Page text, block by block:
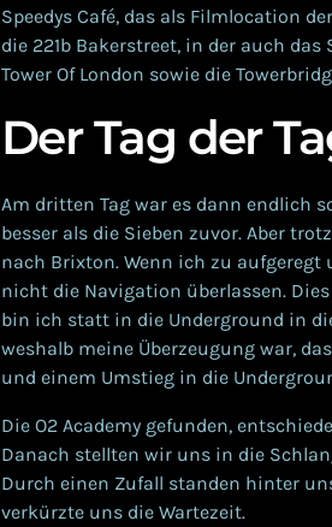
Speedys Café, das als Filmlocation
die 221b Bakerstreet, in der auch
Tower Of London sowie die
Der Tag der
Am dritten Tag war es dann endlich
besser als die Sieben zuvor. Aber
nach Brixton. Wenn ich zu
nicht die Navigation überlassen.
bin ich statt in die Underground in
weshalb meine Überzeugung war,
und einem Umstieg in die
Die O2 Academy gefunden,
Danach stellten wir uns in die
Durch einen Zufall standen hinter
verkürzte uns die Wartezeit.